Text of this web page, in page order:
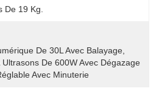
De 19 Kg.
De 30L Avec Balayage
De 600W Avec Dégazage
Avec Minuterie